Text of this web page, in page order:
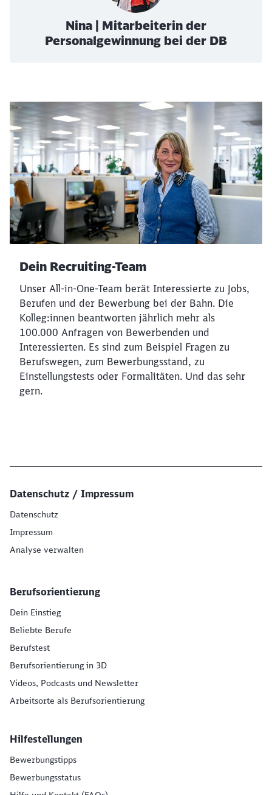
Nina | Mitarbeiterin der
Personalgewinnung bei der DB
Dein Recruiting-Team
Unser All-in-One-Team berät Interessierte zu Jobs,
Berufen und der Bewerbung bei der Bahn. Die
Kolleg:innen beantworten jährlich mehr als
100.000 Anfragen von Bewerbenden und
Interessierten. Es sind zum Beispiel Fragen zu
Berufswegen, zum Bewerbungsstand, zu
Einstellungstests oder Formalitäten. Und das sehr
gern.
Datenschutz / Impressum
Datenschutz
Impressum
Analyse verwalten
Berufsorientierung
Dein Einstieg
Beliebte Berufe
Berufstest
Berufsorientierung in 3D
Videos, Podcasts und Newsletter
Arbeitsorte als Berufsorientierung
Hilfestellungen
Bewerbungstipps
Bewerbungsstatus